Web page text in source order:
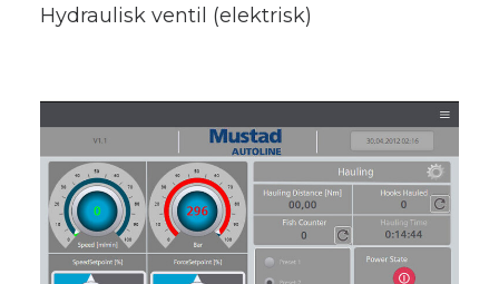
Hydraulisk ventil (elektrisk)